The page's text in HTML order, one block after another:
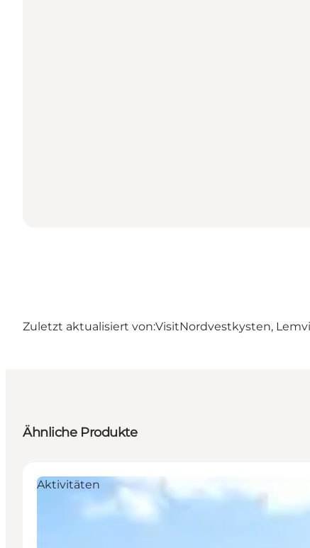
Zuletzt aktualisiert von:VisitNordvestkysten,
Ähnliche Produkte
Aktivitäten